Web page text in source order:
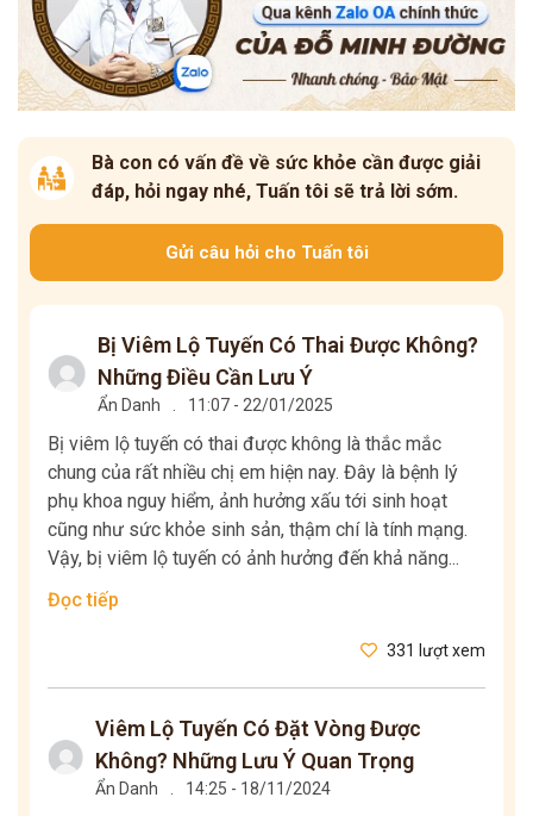
Bà con có vấn đề về sức khỏe cần được giải
đáp, hỏi ngay nhé, Tuấn tôi sẽ trả lời sớm.
Gửi câu hỏi cho Tuấn tôi
Bị Viêm Lộ Tuyến Có Thai Được Không?
Những Điều Cần Lưu Ý
Ẩn Danh 11:07 - 22/01/2025
Bị viêm lộ tuyến có thai được không là thắc mắc
chung của rất nhiều chị em hiện nay. Đây là bệnh lý
phụ khoa nguy hiểm, ảnh hưởng xấu tới sinh hoạt
cũng như sức khỏe sinh sản, thậm chí là tính mạng.
Vậy, bị viêm lộ tuyến có ảnh hưởng đến khả năng...
Đọc tiếp
331 lượt xem
Viêm Lộ Tuyến Có Đặt Vòng Được
Không? Những Lưu Ý Quan Trọng
Ẩn Danh 14:25 - 18/11/2024